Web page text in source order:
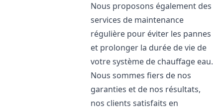
Nous proposons également des
services de maintenance
régulière pour éviter les pannes
et prolonger la durée de vie de
votre système de chauffage eau.
Nous sommes fiers de nos
garanties et de nos résultats,
nos clients satisfaits en